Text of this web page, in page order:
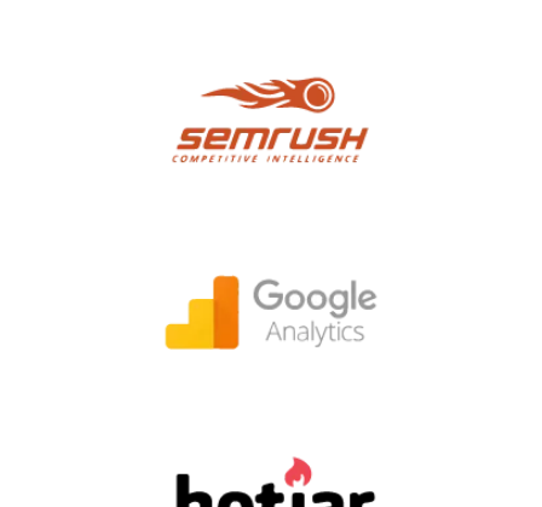
SemRush
La herramienta paga para SEO más completa y
Google Analytics
Herramienta analítica de Google para conocer
la interacción que los usuarios tienen con tu
Hotjar